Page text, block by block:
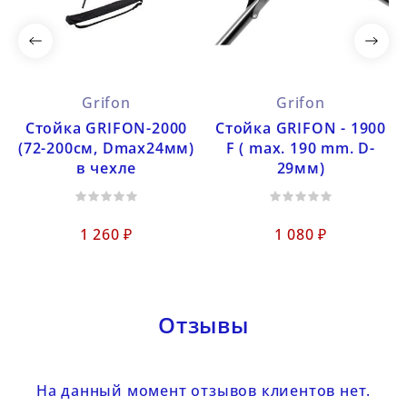
Grifon
Cтойка GRIFON-2000
(72-200см, Dmax24мм)
в чехле
1 260 ₽
Grifon
Стойка GRIFON - 1900
F ( max. 190 mm. D-
29мм)
1 080 ₽
Отзывы
На данный момент отзывов клиентов нет.